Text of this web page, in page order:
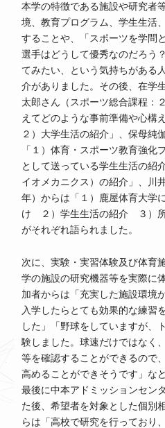
本学の特徴である施設や研究者
境、教育プログラム、学生生活
することや、「スポーツを学問
選手はどうして優秀なのだろう
てみたい、という気持ちがある
介がありました。その後、在学
太郎さん（スポーツ総合課程：
えてどのような事前準備や心構
２）大学生活の紹介」、保母純
「１）体育・スポーツ教育強化
として送っている学生生活の
イオメカニクス）の紹介」、川
年）からは「１）鹿屋体育大学
け ２）学生生活の紹介 ３）所
がそれぞれ語られました。
次に、実験・実習体験及び体育
学の施設の研究機器等を実際に
加者からは「充実した施設環境
入学したらとても効果的な練習
した」「野球をしていますが、
験しました。球速だけではなく
等を確認することができるので
高めることができそうです」な
最後に中本アドミッションセン
た後、希望者を対象とした個別
らは「高校で研究を行っており